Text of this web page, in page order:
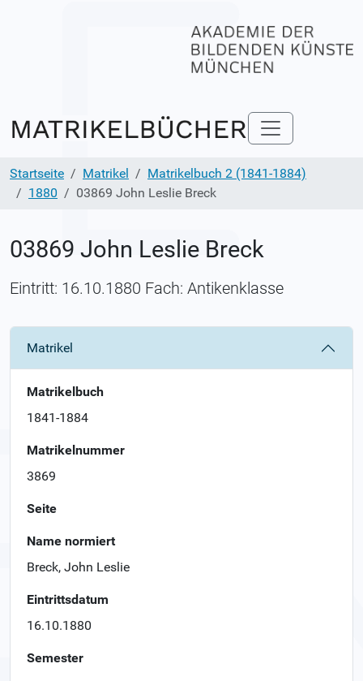
Startseite Matrikel
Matrikelbuch 2 (1841-1884)
1880
03869 John Leslie Breck
03869 John Leslie Breck
Eintritt: 16.10.1880 Fach: Antikenklasse
Matrikel
Matrikelbuch
1841-1884
Matrikelnummer
3869
Seite
Name normiert
Breck, John Leslie
Eintrittsdatum
16.10.1880
Semester